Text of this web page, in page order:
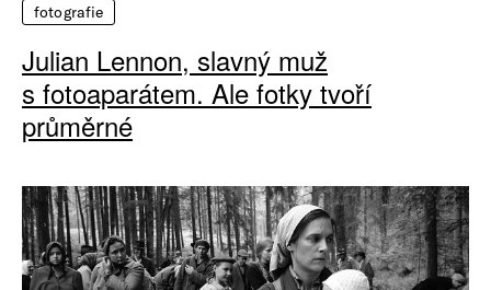
fotografie
Julian Lennon, slavný muž
s fotoaparátem. Ale fotky tvoří
průměrné